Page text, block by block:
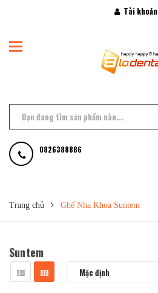
Tài khoản
0826388886
Trang chủ Ghế Nha Khoa Suntem
Suntem
Mặc định